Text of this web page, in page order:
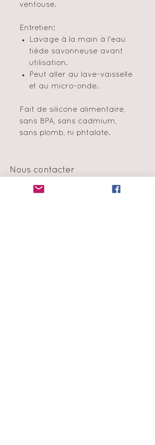
ventouse.
Entretien:
Lavage à la main à l'eau
tiède savonneuse avant
utilisation.
Peut aller au lave-vaisselle
et au micro-onde.
Fait de silicone alimentaire,
sans BPA, sans cadmium,
sans plomb, ni phtalate.
Nous contacter
Montréal, Québec, Canada